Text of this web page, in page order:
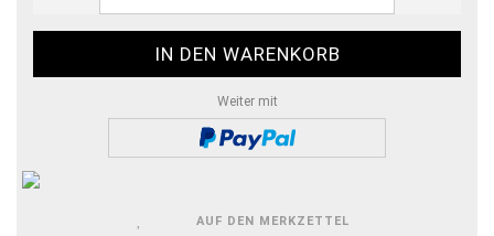
Weiter mit
AUF DEN MERKZETTEL